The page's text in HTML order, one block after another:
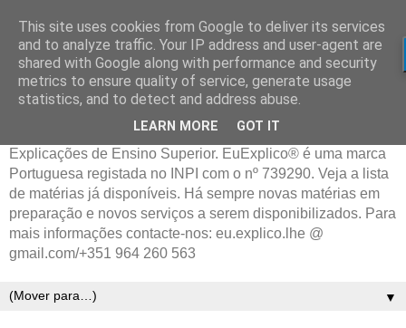
Explicações de Ensino Superior. EuExplico® é uma marca
Portuguesa registada no INPI com o nº 739290. Veja a lista
de matérias já disponíveis. Há sempre novas matérias em
preparação e novos serviços a serem disponibilizados. Para
mais informações contacte-nos: eu.explico.lhe @
gmail.com/+351 964 260 563
▼
This site uses cookies from Google to deliver its services
and to analyze traffic. Your IP address and user-agent are
shared with Google along with performance and security
metrics to ensure quality of service, generate usage
statistics, and to detect and address abuse.
LEARN MORE GOT IT